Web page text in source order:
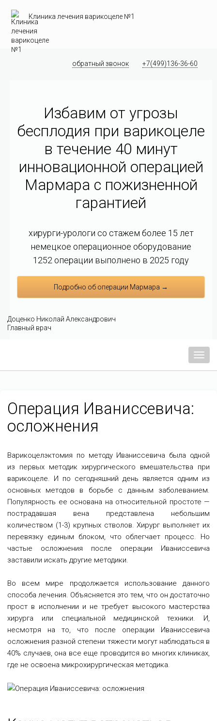
Клиника лечения варикоцеле №1
обратный звонок +7(499)136-36-60
Избавим от угрозы
бесплодия при варикоцеле
в течение 40 минут
инновационной операцией
Мармара c пожизненной
гарантией
хирурги-урологи со стажем более 15 лет
немецкое операционное оборудование
1252 операции выполнено в 2025 году
Подробно об операции Мармара →
Доценко Николай Александрович
Главный врач
Меню
Операция Иваниссевича:
осложнения
Варикоцелэктомия по методу Иваниссевича была одной
из первых методик хирургического вмешательства при
варикоцеле. И по сегодняшний день является одним из
основных методов в борьбе с данным заболеванием.
Популярность ее основана на относительной простоте —
пострадавшая вена представлена небольшим
количеством (1-3) крупных стволов. Хирург выполняет их
перевязку единым блоком, что облегчает процесс. Но
частые осложнения после операции Иваниссевича
заставили искать другие методики.
Во всем мире продолжается использование данного
способа лечения. Объясняется это тем, что он достаточно
прост в исполнении и не требует высокого мастерства
хирурга или специальной медицинской техники. И,
несмотря на то, что после операции Иваниссевича
осложнения разной степени тяжести могут наблюдаться в
40% случаев, она все еще проводится во многих клиниках,
где не освоена микрохирургическая методика.